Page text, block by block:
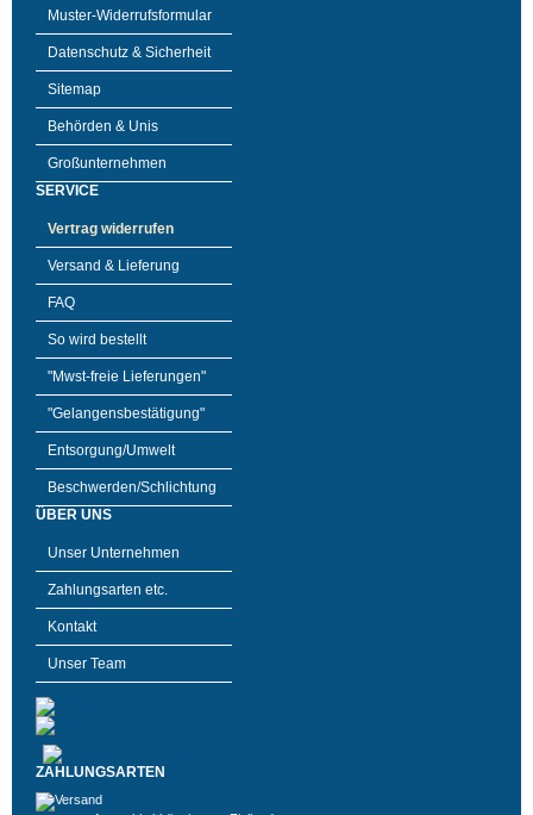
Muster-Widerrufsformular
Datenschutz & Sicherheit
Sitemap
Behörden & Unis
Großunternehmen
SERVICE
Vertrag widerrufen
Versand & Lieferung
FAQ
So wird bestellt
"Mwst-freie Lieferungen"
"Gelangensbestätigung"
Entsorgung/Umwelt
Beschwerden/Schlichtung
ÜBER UNS
Unser Unternehmen
Zahlungsarten etc.
Kontakt
Unser Team
ZAHLUNGSARTEN